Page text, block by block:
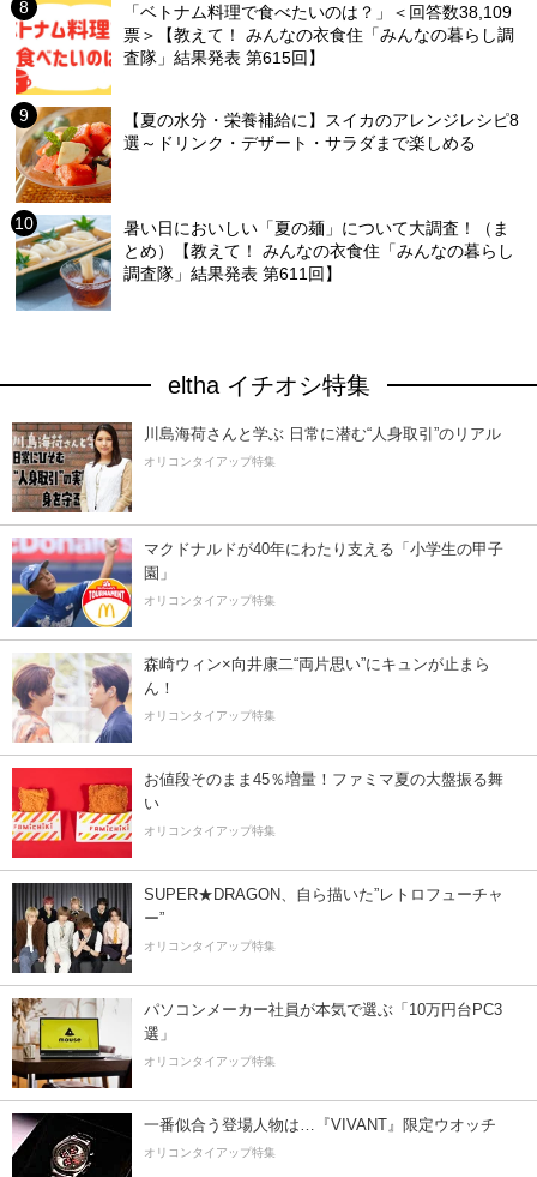
「ベトナム料理で食べたいのは？」＜回答数38,109
票＞【教えて！ みんなの衣食住「みんなの暮らし調
査隊」結果発表 第615回】
【夏の水分・栄養補給に】スイカのアレンジレシピ8
選～ドリンク・デザート・サラダまで楽しめる
暑い日においしい「夏の麺」について大調査！（ま
とめ）【教えて！ みんなの衣食住「みんなの暮らし
調査隊」結果発表 第611回】
eltha イチオシ特集
川島海荷さんと学ぶ 日常に潜む“人身取引”のリアル
オリコンタイアップ特集
マクドナルドが40年にわたり支える「小学生の甲子
園」
オリコンタイアップ特集
森崎ウィン×向井康二“両片思い”にキュンが止まら
ん！
オリコンタイアップ特集
お値段そのまま45％増量！ファミマ夏の大盤振る舞
い
オリコンタイアップ特集
SUPER★DRAGON、自ら描いた”レトロフューチャ
ー”
オリコンタイアップ特集
パソコンメーカー社員が本気で選ぶ「10万円台PC3
選」
オリコンタイアップ特集
一番似合う登場人物は…『VIVANT』限定ウオッチ
オリコンタイアップ特集